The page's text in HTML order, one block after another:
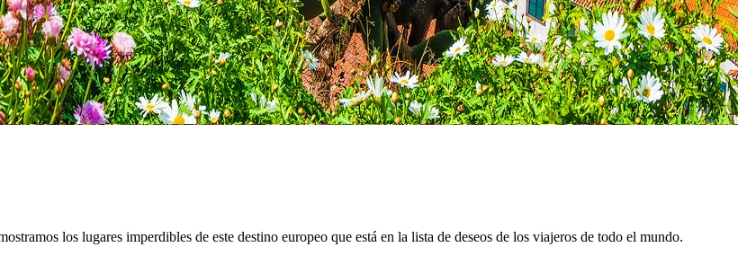
los lugares imperdibles de este destino europeo que está en la lista de deseos de los viajeros de todo el mundo.